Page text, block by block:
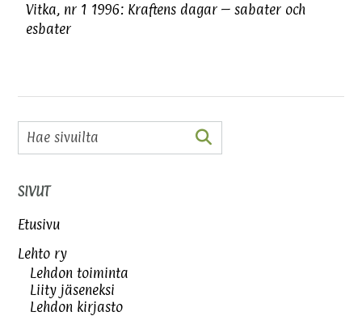
Vitka, nr 1 1996: Kraftens dagar – sabater och
esbater
SIVUT
Etusivu
Lehto ry
Lehdon toiminta
Liity jäseneksi
Lehdon kirjasto